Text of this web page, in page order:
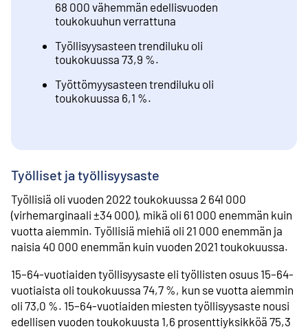
68 000 vähemmän edellisvuoden
toukokuuhun verrattuna
Työllisyysasteen trendiluku oli
toukokuussa 73,9 %.
Työttömyysasteen trendiluku oli
toukokuussa 6,1 %.
Työlliset ja työllisyysaste
Työllisiä oli vuoden 2022 toukokuussa 2 641 000
(virhemarginaali ±34 000), mikä oli 61 000 enemmän kuin
vuotta aiemmin. Työllisiä miehiä oli 21 000 enemmän ja
naisia 40 000 enemmän kuin vuoden 2021 toukokuussa.
15–64-vuotiaiden työllisyysaste eli työllisten osuus 15–64-
vuotiaista oli toukokuussa 74,7 %, kun se vuotta aiemmin
oli 73,0 %. 15–64-vuotiaiden miesten työllisyysaste nousi
edellisen vuoden toukokuusta 1,6 prosenttiyksikköä 75,3